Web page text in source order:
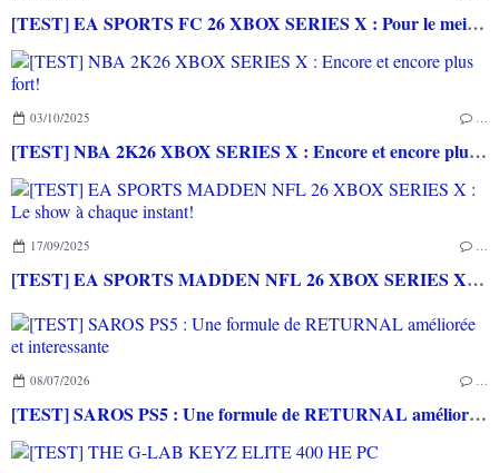
[TEST] EA SPORTS FC 26 XBOX SERIES X : Pour le meilleur et pour le pire...
03/10/2025
[TEST] NBA 2K26 XBOX SERIES X : Encore et encore plus fort!
17/09/2025
[TEST] EA SPORTS MADDEN NFL 26 XBOX SERIES X : Le show à chaque instant!
08/07/2026
[TEST] SAROS PS5 : Une formule de RETURNAL améliorée et interessante